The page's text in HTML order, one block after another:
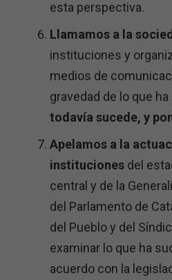
esta perspectiva.
Llamamos a la
instituciones y
medios de
gravedad de lo que
todavía sucede, y
Apelamos a la
instituciones del
central y de la
del Parlamento de
del Pueblo y del
examinar lo que ha
acuerdo con la